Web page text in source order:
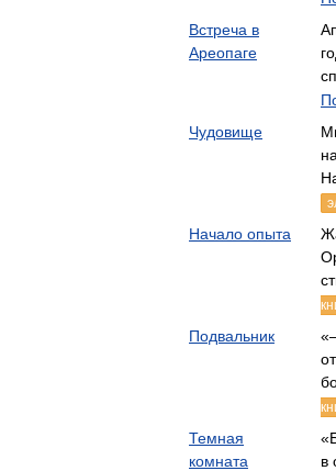
Встреча в
Ареопаге
Чудовище
Начало опыта
Подвальник
Темная
комната
в